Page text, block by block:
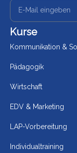
Kurse
Kommunikation &
Pädagogik
Wirtschaft
EDV & Marketing
LAP-Vorbereitung
Individualtraining